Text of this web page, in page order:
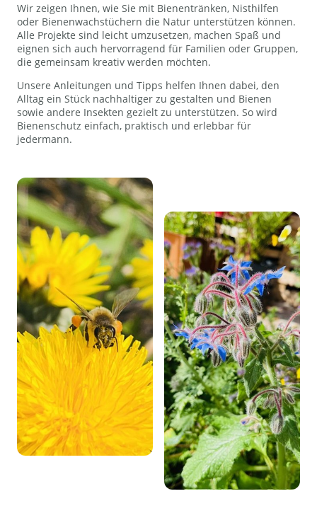
Wir zeigen Ihnen, wie Sie mit Bienentränken, Nisthilfen
oder Bienenwachstüchern die Natur unterstützen können.
Alle Projekte sind leicht umzusetzen, machen Spaß und
eignen sich auch hervorragend für Familien oder Gruppen,
die gemeinsam kreativ werden möchten.
Unsere Anleitungen und Tipps helfen Ihnen dabei, den
Alltag ein Stück nachhaltiger zu gestalten und Bienen
sowie andere Insekten gezielt zu unterstützen. So wird
Bienenschutz einfach, praktisch und erlebbar für
jedermann.